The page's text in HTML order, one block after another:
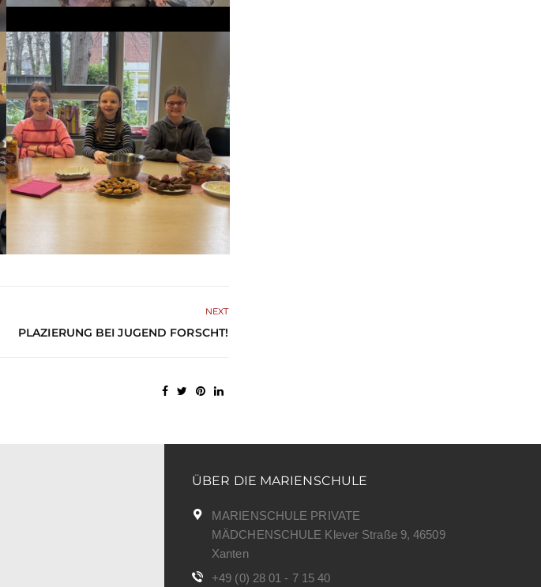
NEXT
PLAZIERUNG BEI JUGEND FORSCHT!
ÜBER DIE MARIENSCHULE
MARIENSCHULE PRIVATE
MÄDCHENSCHULE Klever Straße 9, 46509
Xanten
+49 (0) 28 01 - 7 15 40